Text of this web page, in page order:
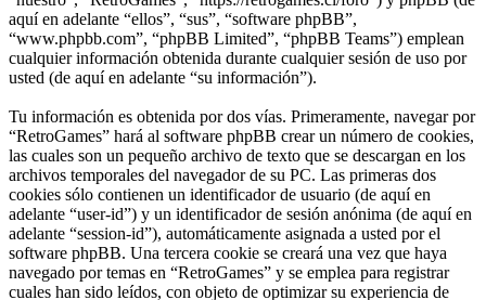
aquí en adelante “ellos”, “sus”, “software phpBB”,
“www.phpbb.com”, “phpBB Limited”, “phpBB Teams”) emplean
cualquier información obtenida durante cualquier sesión de uso por
usted (de aquí en adelante “su información”).
Tu información es obtenida por dos vías. Primeramente, navegar por
“RetroGames” hará al software phpBB crear un número de cookies,
las cuales son un pequeño archivo de texto que se descargan en los
archivos temporales del navegador de su PC. Las primeras dos
cookies sólo contienen un identificador de usuario (de aquí en
adelante “user-id”) y un identificador de sesión anónima (de aquí en
adelante “session-id”), automáticamente asignada a usted por el
software phpBB. Una tercera cookie se creará una vez que haya
navegado por temas en “RetroGames” y se emplea para registrar
cuales han sido leídos, con objeto de optimizar su experiencia de